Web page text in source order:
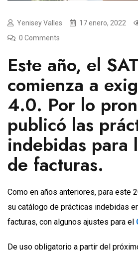
Yenisey Valles 17 enero, 2022
0 Comments
Este año, el SAT
comienza a
4.0. Por lo
publicó las
indebidas para
de facturas.
Como en años anteriores, para este
su catálogo de prácticas indebidas
facturas, con algunos ajustes para el
De uso obligatorio a partir del